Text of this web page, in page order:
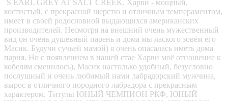
´S EARL GREY AT SALT CREEK. Харви - мощный,
костистый, с прекрасной шерстю и отличным темпераментом,
имеет в своей родословной выдающихся американских
производителей. Несмотря на внешний очень мужественный
вид он очень душевный парень и дома мы лаского зовём его
Масик. Будучи сучьей мамой) я очень опасалась иметь дома
парня. Но с появлением в нашей стае Харви моё отношение к
кобелям сменилось), Масик настолько удобный, безусловно
послушный и очень любимый нами лабрадорский мужчина,
вырос в отличного породного лабрадора с прекрасным
характером. Титулы ЮНЫЙ ЧЕМПИОН РКФ, ЮНЫЙ